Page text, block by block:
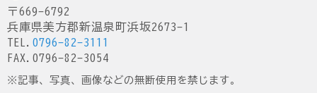
〒669-6792
兵庫県美方郡新温泉町浜坂2673-1
TEL. 0796-82-3111
FAX.0796-82-3054
※記事、写真、画像などの無断使用を禁じます。